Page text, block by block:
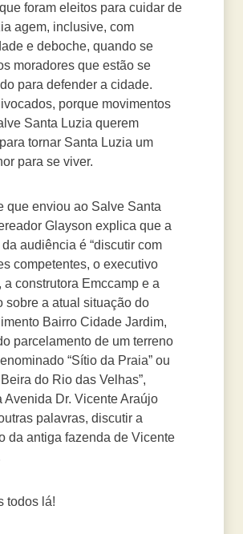
foram eleitos para cuidar de
agem, inclusive, com
e deboche, quando se
moradores que estão se
para defender a cidade.
porque movimentos
Santa Luzia querem
tornar Santa Luzia um
para se viver.
que enviou ao Salve Santa
Glayson explica que a
audiência é “discutir com
competentes, o executivo
a construtora Emccamp e a
sobre a atual situação do
Bairro Cidade Jardim,
parcelamento de um terreno
“Sítio da Praia” ou
do Rio das Velhas”,
Avenida Dr. Vicente Araújo
palavras, discutir a
da antiga fazenda de Vicente
todos lá!